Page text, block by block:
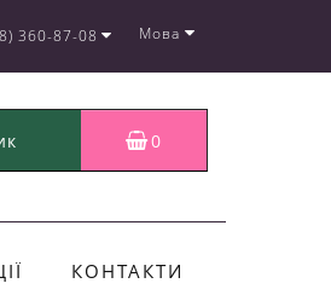
360-87-08 Мова
0
КОНТАКТИ